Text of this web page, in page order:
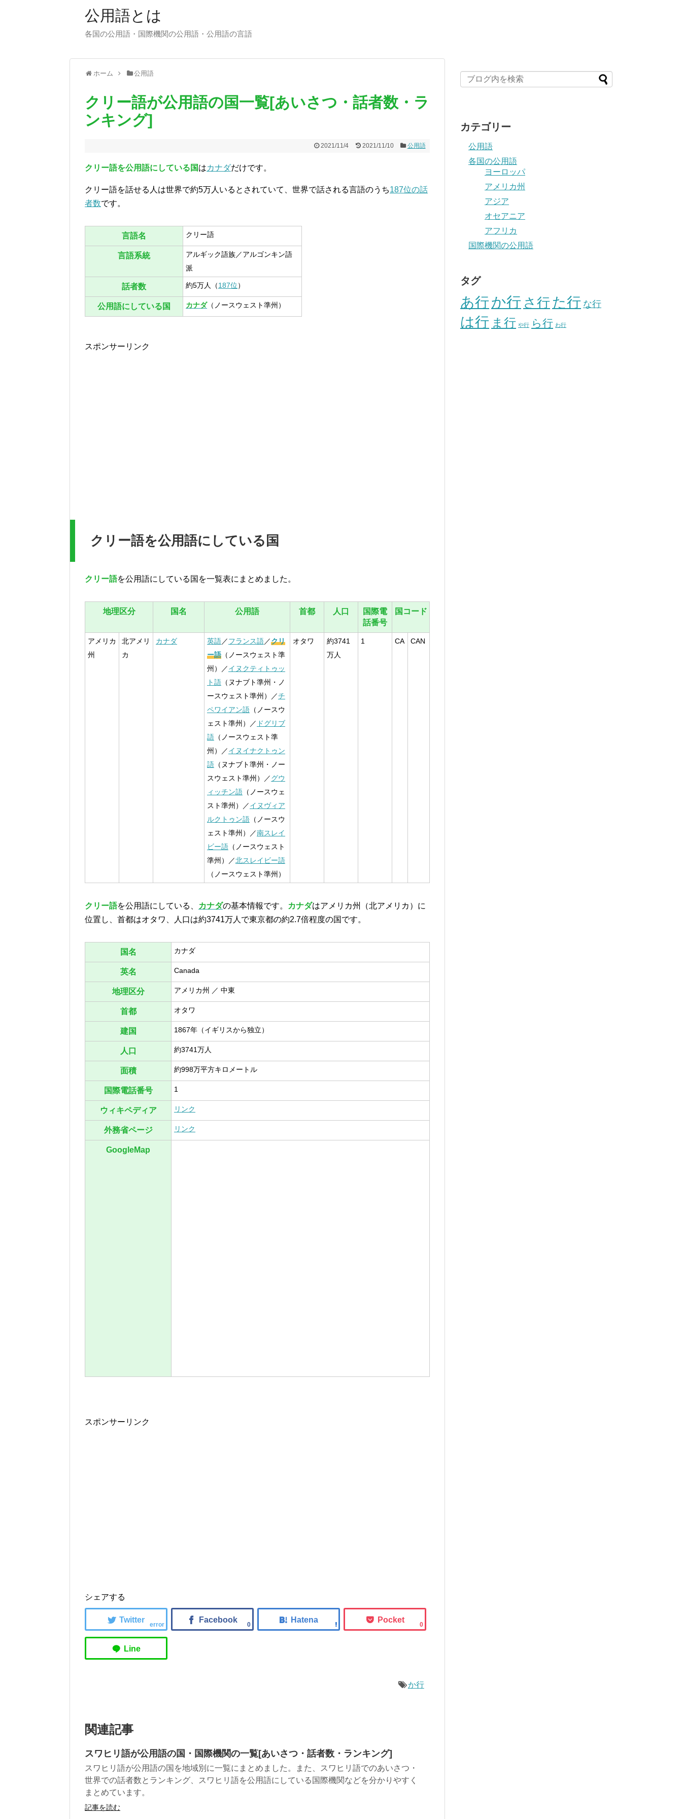
公用語とは
各国の公用語・国際機関の公用語・公用語の言語
ホーム 公用語
クリー語が公用語の国一覧[あいさつ・話者数・ラ
ンキング]
2021/11/4 2021/11/10 公用語
クリー語を公用語にしている国はカナダだけです。
クリー語を話せる人は世界で約5万人いるとされていて、世界で話される言語のうち187位の話
者数です。
言語名 クリー語
言語系統
アルギック語族／アルゴンキン語
派
話者数 約5万人（187位）
公用語にしている国 カナダ（ノースウェスト準州）
スポンサーリンク
クリー語を公用語にしている国
クリー語を公用語にしている国を一覧表にまとめました。
地理区分 国名 公用語 首都 人口
国際電
話番号
国コード
アメリカ
州
北アメリ
カ
カナダ 英語／フランス語／クリ
ー語 （ノースウェスト準
州）／イヌクティトゥッ
ト語 （ヌナブト準州・ノ
ースウェスト準州）／チ
ペワイアン語 （ノースウ
ェスト準州）／ ドグリブ
語 （ノースウェスト準
州）／イヌイナクトゥン
語 （ヌナブト準州・ノー
スウェスト準州）／グウ
ィッチン語 （ノースウェ
スト準州）／イヌヴィア
ルクトゥン語 （ノースウ
ェスト準州）／南スレイ
ビー語 （ノースウェスト
準州）／北スレイビー語
（ノースウェスト準州）
オタワ
約3741
万人
1 CA CAN
クリー語を公用語にしている、 カナダの基本情報です。 カナダはアメリカ州（北アメリカ）に
位置し、首都はオタワ、人口は約3741万人で東京都の約2.7倍程度の国です。
国名 カナダ
英名 Canada
地理区分 アメリカ州 ／ 中東
首都 オタワ
建国 1867年（イギリスから独立）
人口 約3741万人
面積 約998万平方キロメートル
国際電話番号 1
ウィキペディア リンク
外務省ページ リンク
GoogleMap
スポンサーリンク
シェアする
error 0 0
か行
関連記事
スワヒリ語が公用語の国・国際機関の一覧[あいさつ・話者数・ランキング]
スワヒリ語が公用語の国を地域別に一覧にまとめました。また、スワヒリ語でのあいさつ・
世界での話者数とランキング、スワヒリ語を公用語にしている国際機関などを分かりやすく
まとめています。
記事を読む
カテゴリー
公用語
各国の公用語
ヨーロッパ
アメリカ州
アジア
オセアニア
アフリカ
国際機関の公用語
タグ
あ行か行 さ行た行 な行
は行 ま行 や行 ら行 わ行